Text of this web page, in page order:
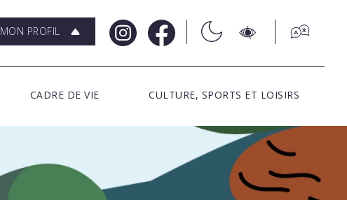
MON PROFIL
CADRE DE VIE CULTURE, SPORTS ET LOISIRS